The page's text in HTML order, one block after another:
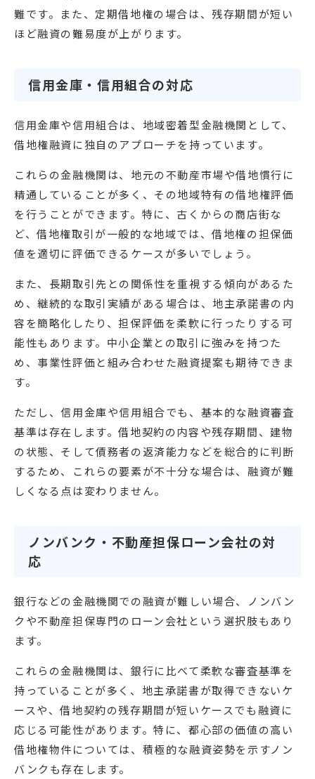
難です。また、定期借地権の場合は、残存期間が短い
ほど融資の難易度が上がります。
信用金庫・信用組合の対応
信用金庫や信用組合は、地域密着型金融機関として、
借地権融資に独自のアプローチを持っています。
これらの金融機関は、地元の不動産市場や借地慣行に
精通していることが多く、その地域特有の借地権評価
を行うことができます。特に、古くからの商店街な
ど、借地権取引が一般的な地域では、借地権の担保価
値を適切に評価できるケースが多いでしょう。
また、長期取引先との関係性を重視する傾向があるた
め、継続的な取引実績がある場合は、地主承諾書の内
容を簡略化したり、担保評価を柔軟に行ったりする可
能性もあります。中小企業との取引に強みを持つた
め、事業性評価と組み合わせた融資提案も期待できま
す。
ただし、信用金庫や信用組合でも、基本的な融資審査
基準は存在します。借地契約の内容や残存期間、建物
の状態、そして債務者の返済能力などを総合的に判断
するため、これらの要素が不十分な場合は、融資が難
しくなる点は変わりません。
ノンバンク・不動産担保ローン会社の対
応
銀行などの金融機関での融資が難しい場合、ノンバン
クや不動産担保専門のローン会社という選択肢もあり
ます。
これらの金融機関は、銀行に比べて柔軟な審査基準を
持っていることが多く、地主承諾書が取得できないケ
ースや、借地契約の残存期間が短いケースでも融資に
応じる可能性があります。特に、都心部の価値の高い
借地権物件については、積極的な融資姿勢を示すノン
バンクも存在します。